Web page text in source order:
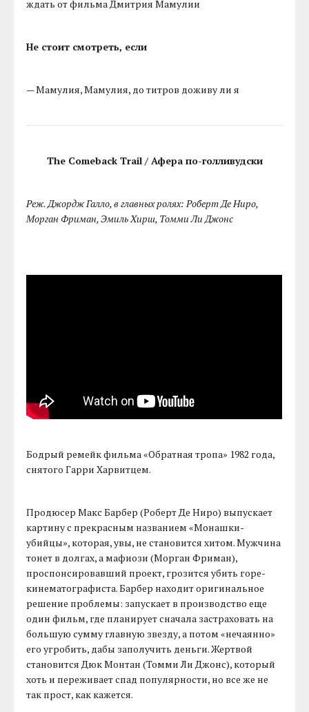
ждать от фильма Дмитрия Мамулии
Не стоит смотреть, если
— Мамулия, Мамулия, до титров доживу ли я
The Comeback Trail / Афера по-голливудски
Реж. Джордж Галло, в главных ролях: Роберт Де Ниро,
Морган Фриман, Эмиль Хирш, Томми Ли Джонс
Бодрый ремейк фильма «Обратная тропа» 1982 года,
снятого Гарри Харвитцем.
Продюсер Макс Барбер (Роберт Де Ниро) выпускает
картину с прекрасным названием «Монашки-
убийцы», которая, увы, не становится хитом. Мужчина
тонет в долгах, а мафиози (Морган Фриман),
проспонсировавший проект, грозится убить горе-
кинематографиста. Барбер находит оригинальное
решение проблемы: запускает в производство еще
один фильм, где планирует сначала застраховать на
большую сумму главную звезду, а потом «нечаянно»
его угробить, дабы заполучить деньги. Жертвой
становится Дюк Монтан (Томми Ли Джонс), который
хоть и переживает спад популярности, но все же не
так прост, как кажется.